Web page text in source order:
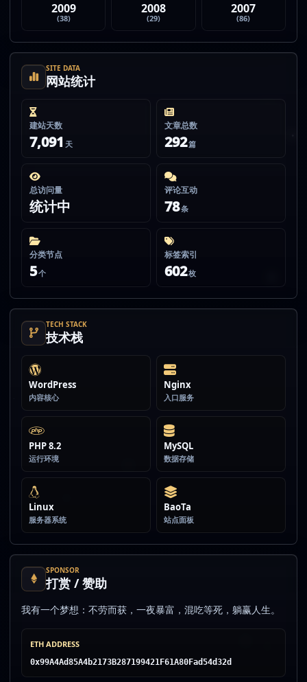
2009
(38)
2008
(29)
2007
(86)
SITE DATA
网站统计
建站天数
7,091 天
文章总数
292篇
总访问量
统计中
评论互动
78条
分类节点
5个
标签索引
602枚
TECH STACK
技术栈
WordPress
内容核心
Nginx
入口服务
PHP 8.2
运行环境
MySQL
数据存储
Linux
服务器系统
BaoTa
站点面板
SPONSOR
打赏 / 赞助
我有一个梦想：不劳而获，一夜暴富，混吃等死，躺赢人生。
ETH ADDRESS
0x99A4Ad85A4b2173B287199421F61A80Fad54d32d